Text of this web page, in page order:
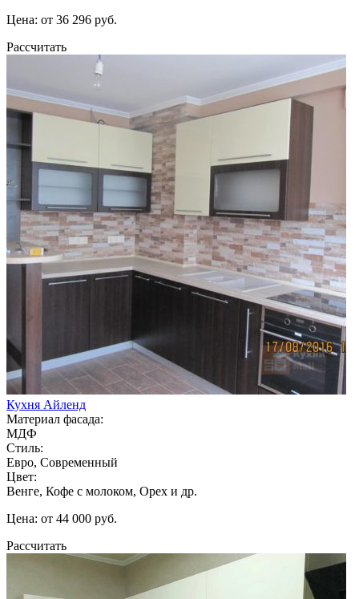
Цена: от 36 296 руб.
Рассчитать
Кухня Айленд
Материал фасада:
МДФ
Стиль:
Евро, Современный
Цвет:
Венге, Кофе с молоком, Орех и др.
Цена: от 44 000 руб.
Рассчитать